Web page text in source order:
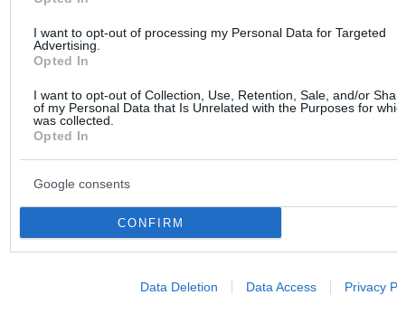
I want to opt-out of processing my Personal Data for Targeted
Advertising.
Opted In
I want to opt-out of Collection, Use, Retention, Sale, and/or
of my Personal Data that Is Unrelated with the Purposes for
was collected.
Opted In
Google consents
CONFIRM
Data Deletion Data Access Privacy
17 νέες θέσεις εργασίας στον
Δήμο Θεσσαλονίκης
πρόσληψη, με σύμβαση εργασίας
ΑΣΕΠ 6Κ/
θέσεις στο
ειδικότητες